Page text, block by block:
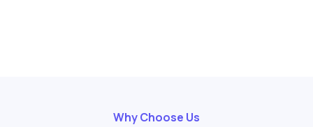
Why Choose Us